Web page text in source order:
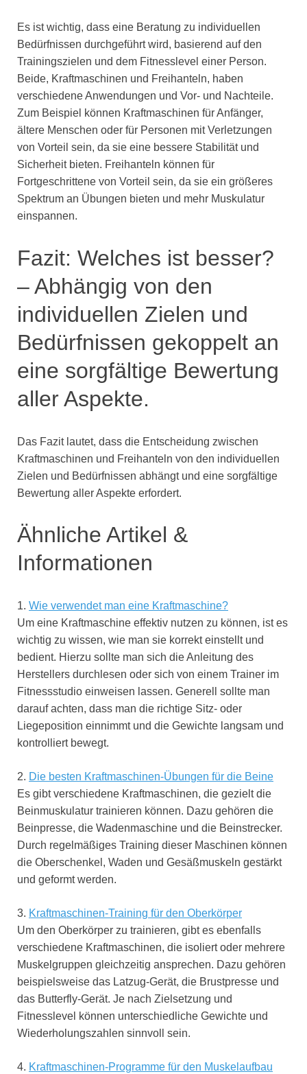
Es ist wichtig, dass eine Beratung zu individuellen
Bedürfnissen durchgeführt wird, basierend auf den
Trainingszielen und dem Fitnesslevel einer Person.
Beide, Kraftmaschinen und Freihanteln, haben
verschiedene Anwendungen und Vor- und Nachteile.
Zum Beispiel können Kraftmaschinen für Anfänger,
ältere Menschen oder für Personen mit Verletzungen
von Vorteil sein, da sie eine bessere Stabilität und
Sicherheit bieten. Freihanteln können für
Fortgeschrittene von Vorteil sein, da sie ein größeres
Spektrum an Übungen bieten und mehr Muskulatur
einspannen.
Fazit: Welches ist besser?
– Abhängig von den
individuellen Zielen und
Bedürfnissen gekoppelt an
eine sorgfältige Bewertung
aller Aspekte.
Das Fazit lautet, dass die Entscheidung zwischen
Kraftmaschinen und Freihanteln von den individuellen
Zielen und Bedürfnissen abhängt und eine sorgfältige
Bewertung aller Aspekte erfordert.
Ähnliche Artikel &
Informationen
1. Wie verwendet man eine Kraftmaschine?
Um eine Kraftmaschine effektiv nutzen zu können, ist es
wichtig zu wissen, wie man sie korrekt einstellt und
bedient. Hierzu sollte man sich die Anleitung des
Herstellers durchlesen oder sich von einem Trainer im
Fitnessstudio einweisen lassen. Generell sollte man
darauf achten, dass man die richtige Sitz- oder
Liegeposition einnimmt und die Gewichte langsam und
kontrolliert bewegt.
2. Die besten Kraftmaschinen-Übungen für die Beine
Es gibt verschiedene Kraftmaschinen, die gezielt die
Beinmuskulatur trainieren können. Dazu gehören die
Beinpresse, die Wadenmaschine und die Beinstrecker.
Durch regelmäßiges Training dieser Maschinen können
die Oberschenkel, Waden und Gesäßmuskeln gestärkt
und geformt werden.
3. Kraftmaschinen-Training für den Oberkörper
Um den Oberkörper zu trainieren, gibt es ebenfalls
verschiedene Kraftmaschinen, die isoliert oder mehrere
Muskelgruppen gleichzeitig ansprechen. Dazu gehören
beispielsweise das Latzug-Gerät, die Brustpresse und
das Butterfly-Gerät. Je nach Zielsetzung und
Fitnesslevel können unterschiedliche Gewichte und
Wiederholungszahlen sinnvoll sein.
4. Kraftmaschinen-Programme für den Muskelaufbau